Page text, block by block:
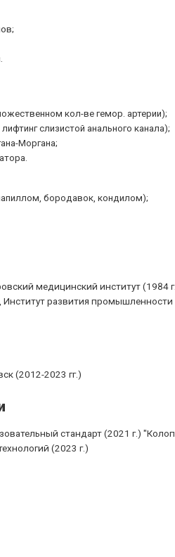
кол-ве гемор. артерии);
слизистой анального канала);
Моргана;
бородавок, кондилом);
медицинский институт (1984
развития
(2012-2023 гг.)
стандарт (2021 г.)
(2023 г.)